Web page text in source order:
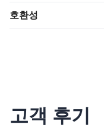
호환성
고객 후기